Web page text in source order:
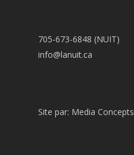
705-673-6848 (NUIT)
info@lanuit.ca
Site par: Media Concepts